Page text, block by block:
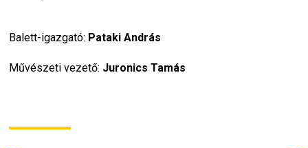
Balett-igazgató: Pataki András
Művészeti vezető: Juronics Tamás